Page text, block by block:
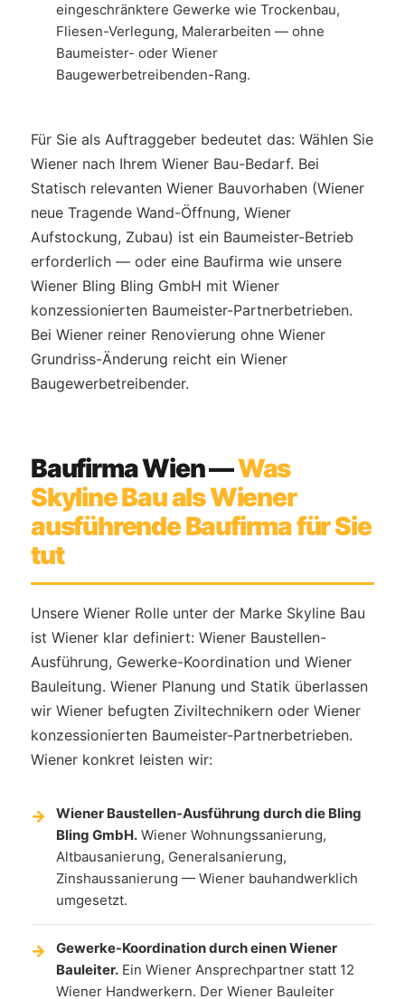
eingeschränktere Gewerke wie Trockenbau,
Fliesen-Verlegung, Malerarbeiten — ohne
Baumeister- oder Wiener
Baugewerbetreibenden-Rang.
Für Sie als Auftraggeber bedeutet das: Wählen Sie
Wiener nach Ihrem Wiener Bau-Bedarf. Bei
Statisch relevanten Wiener Bauvorhaben (Wiener
neue Tragende Wand-Öffnung, Wiener
Aufstockung, Zubau) ist ein Baumeister-Betrieb
erforderlich — oder eine Baufirma wie unsere
Wiener Bling Bling GmbH mit Wiener
konzessionierten Baumeister-Partnerbetrieben.
Bei Wiener reiner Renovierung ohne Wiener
Grundriss-Änderung reicht ein Wiener
Baugewerbetreibender.
Baufirma Wien —Was
Skyline Bau als Wiener
ausführende Baufirma für Sie
tut
Unsere Wiener Rolle unter der Marke Skyline Bau
ist Wiener klar definiert: Wiener Baustellen-
Ausführung, Gewerke-Koordination und Wiener
Bauleitung. Wiener Planung und Statik überlassen
wir Wiener befugten Ziviltechnikern oder Wiener
konzessionierten Baumeister-Partnerbetrieben.
Wiener konkret leisten wir:
Wiener Baustellen-Ausführung durch die Bling
Bling GmbH. Wiener Wohnungssanierung,
Altbausanierung, Generalsanierung,
Zinshaussanierung — Wiener bauhandwerklich
umgesetzt.
Gewerke-Koordination durch einen Wiener
Bauleiter. Ein Wiener Ansprechpartner statt 12
Wiener Handwerkern. Der Wiener Bauleiter